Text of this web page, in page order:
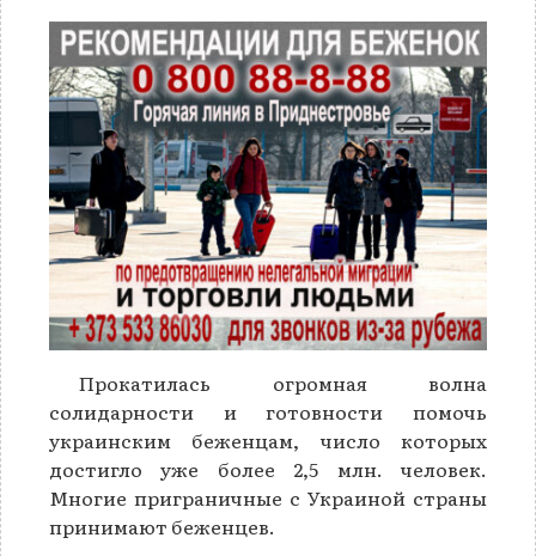
Прокатилась огромная волна
солидарности и готовности помочь
украинским беженцам, число которых
достигло уже более 2,5 млн. человек.
Многие приграничные с Украиной страны
принимают беженцев.